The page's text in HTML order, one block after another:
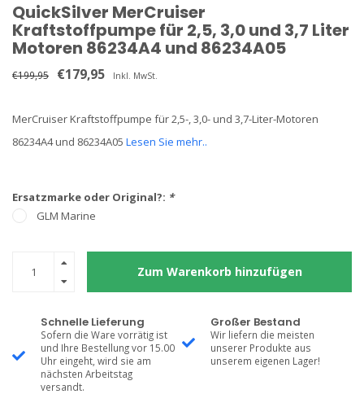
QuickSilver MerCruiser
Kraftstoffpumpe für 2,5, 3,0 und 3,7 Liter
Motoren 86234A4 und 86234A05
€199,95 €179,95 Inkl. MwSt.
MerCruiser Kraftstoffpumpe für 2,5-, 3,0- und 3,7-Liter-Motoren
86234A4 und 86234A05 Lesen Sie mehr..
Ersatzmarke oder Original?: *
GLM Marine
Zum Warenkorb hinzufügen
Schnelle Lieferung
Sofern die Ware vorrätig ist
und Ihre Bestellung vor 15.00
Uhr eingeht, wird sie am
nächsten Arbeitstag
versandt.
Großer Bestand
Wir liefern die meisten
unserer Produkte aus
unserem eigenen Lager!